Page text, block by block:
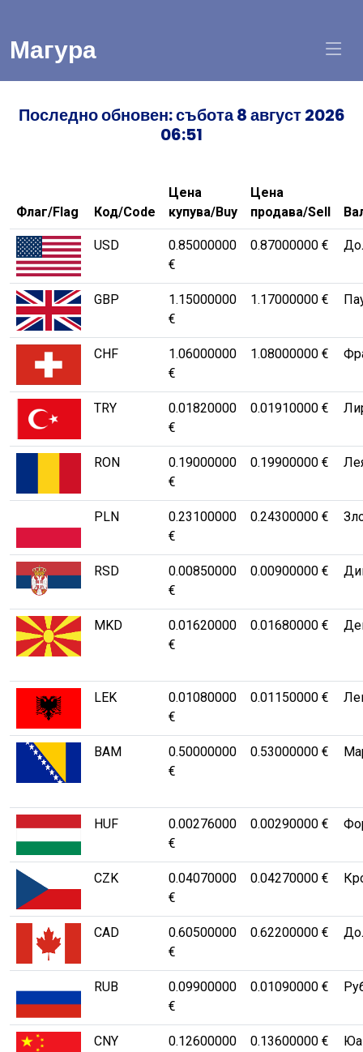
Магура
Последно обновен: събота 8 август 2026
06:51
Флаг/Flag Код/Code
Цена
купува/Buy
Цена
продава/Sell
USD
0.85000000
€
0.87000000 €
GBP
1.15000000
€
1.17000000 €
CHF
1.06000000
€
1.08000000 €
TRY
0.01820000
€
0.01910000 €
RON
0.19000000
€
0.19900000 €
PLN
0.23100000
€
0.24300000 €
RSD
0.00850000
€
0.00900000 €
MKD
0.01620000
€
0.01680000 €
LEK
0.01080000
€
0.01150000 €
BAM
0.50000000
€
0.53000000 €
HUF
0.00276000
€
0.00290000 €
CZK
0.04070000
€
0.04270000 €
CAD
0.60500000
€
0.62200000 €
RUB
0.09900000
€
0.01090000 €
CNY
0.12600000
0.13600000 €